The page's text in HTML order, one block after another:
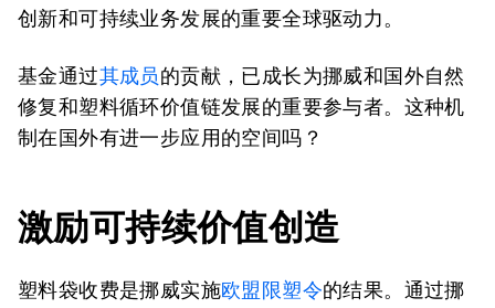
创新和可持续业务发展的重要全球驱动力。
基金通过其成员的贡献，已成长为挪威和国外自然
修复和塑料循环价值链发展的重要参与者。这种机
制在国外有进一步应用的空间吗？
激励可持续价值创造
塑料袋收费是挪威实施欧盟限塑令的结果。通过挪